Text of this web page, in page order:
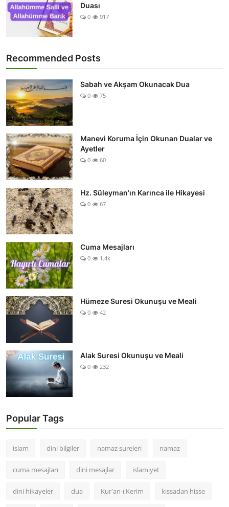
Duası
0 917
Recommended Posts
Sabah ve Akşam Okunacak Dua
0 75
Manevi Koruma İçin Okunan Dualar ve
Ayetler
0 60
Hz. Süleyman’ın Karınca ile Hikayesi
0 67
Cuma Mesajları
0 1.4k
Hümeze Suresi Okunuşu ve Meali
0 42
Alak Suresi Okunuşu ve Meali
0 232
Popular Tags
islam dini bilgiler namaz sureleri namaz
cuma mesajları dini mesajlar islamiyet
dini hikayeler dua Kur'an-ı Kerim kıssadan hisse